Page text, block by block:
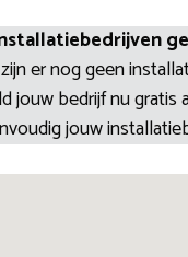
er nog geen
jouw bedrijf nu gratis
jouw